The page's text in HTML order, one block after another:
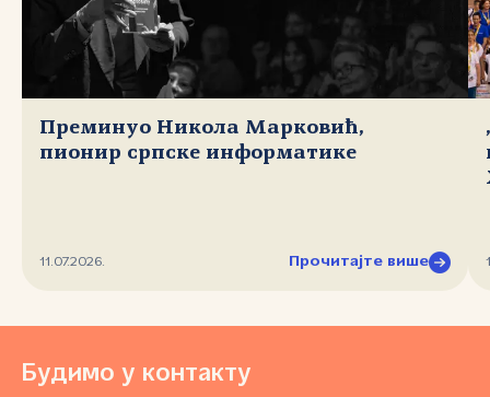
Преминуо Никола Марковић,
пионир српске информатике
11.07.2026. Прочитајте више
Будимо у контакту